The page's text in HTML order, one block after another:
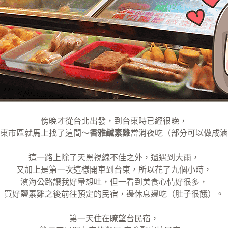
傍晚才從台北出發，到台東時已經很晚，
市區就馬上找了這間～香雅鹹素雞當消夜吃（部分可以做成
這一路上除了天黑視線不佳之外，還遇到大雨，
又加上是第一次這樣開車到台東，所以花了九個小時，
濱海公路讓我好暈想吐，但一看到美食心情好很多，
買好鹽素雞之後前往預定的民宿，邊休息邊吃（肚子很餓）。
第一天住在瞭望台民宿，